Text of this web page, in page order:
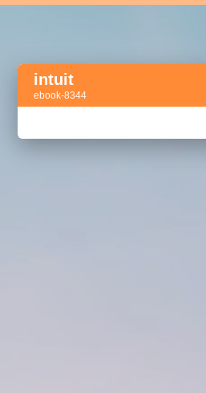
intuit
ebook-8344
Активный тег